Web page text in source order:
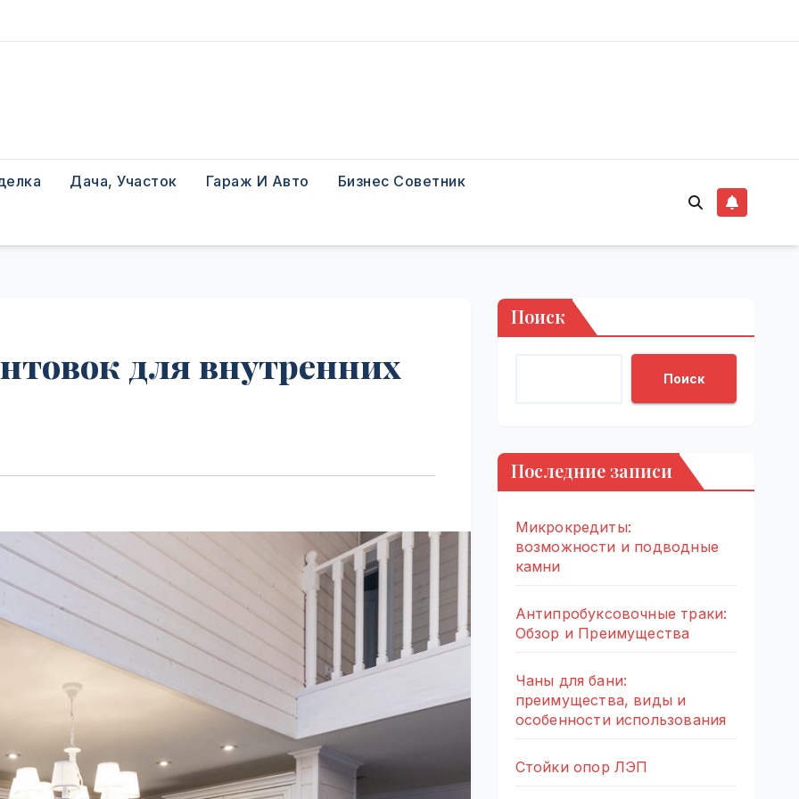
Дача, Участок Гараж И Авто Бизнес Советник
для внутренних
Поиск
Поиск
Последние записи
Микрокредиты:
возможности и подводные
камни
Антипробуксовочные траки:
Обзор и Преимущества
Чаны для бани:
преимущества, виды и
особенности использования
Стойки опор ЛЭП